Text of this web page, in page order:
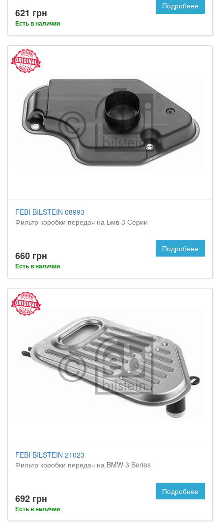
621 грн
Есть в наличии
Подробнее
FEBI BILSTEIN 08993
Фильтр коробки передач на Бмв 3 Серии
660 грн
Есть в наличии
Подробнее
FEBI BILSTEIN 21023
Фильтр коробки передач на BMW 3 Series
692 грн
Есть в наличии
Подробнее